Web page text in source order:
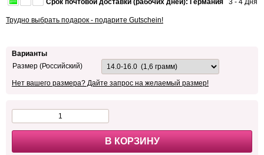
Срок почтовой доставки (рабочих дней): Германия 3 - 4 Дня
Трудно выбрать подарок - подарите Gutschein!
Варианты
Размер (Российский)
Нет вашего размера? Дайте запрос на желаемый размер!
В КОРЗИНУ